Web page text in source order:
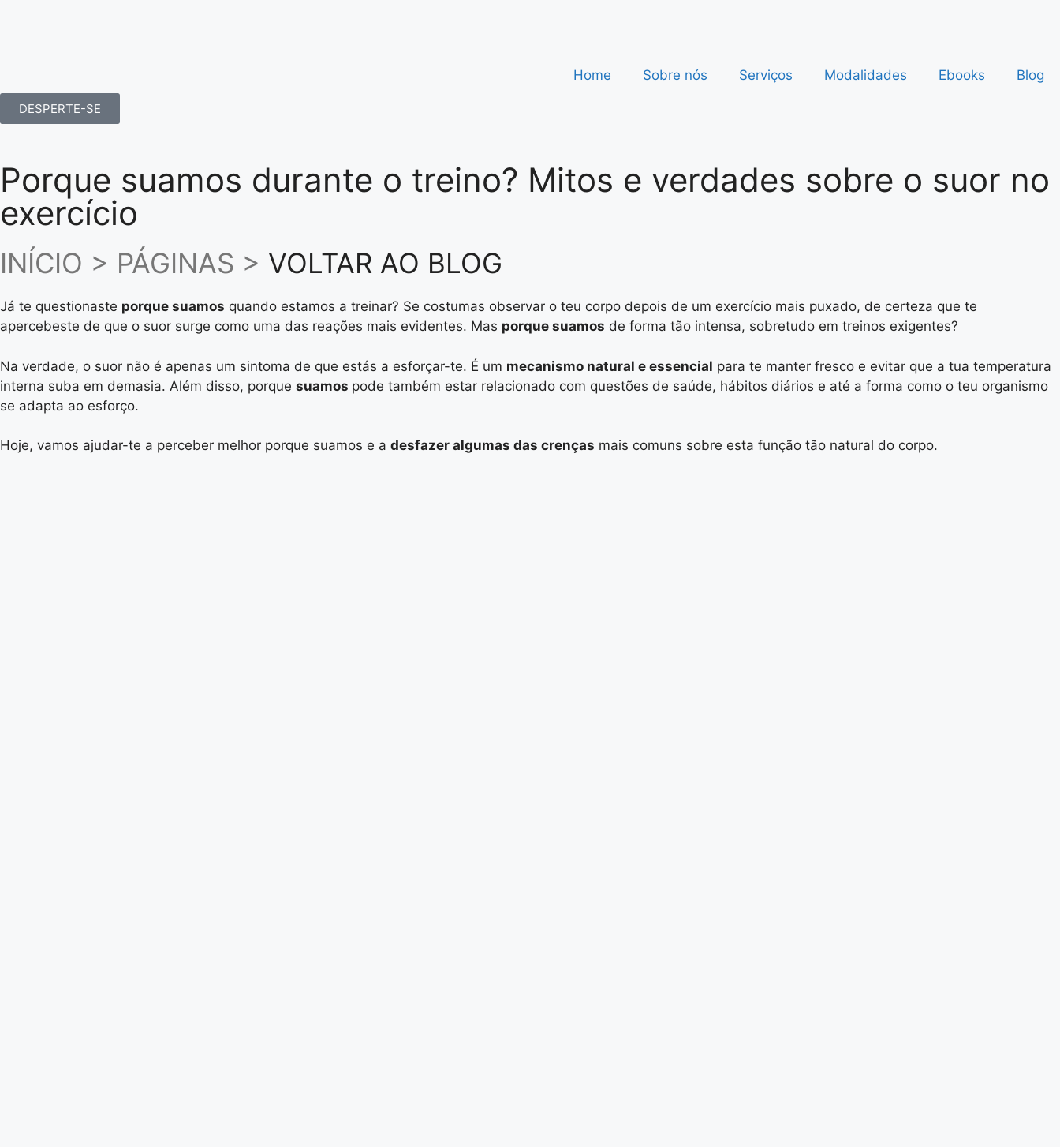
Home Sobre nós Serviços Modalidades Ebooks Blog
DESPERTE-SE
Porque suamos durante o treino? Mitos e verdades sobre o suor no
exercício
INÍCIO > PÁGINAS > VOLTAR AO BLOG
Já te questionaste porque suamos quando estamos a treinar? Se costumas observar o teu corpo depois de um exercício mais puxado, de certeza que te
apercebeste de que o suor surge como uma das reações mais evidentes. Mas porque suamos de forma tão intensa, sobretudo em treinos exigentes?
Na verdade, o suor não é apenas um sintoma de que estás a esforçar-te. É um mecanismo natural e essencial para te manter fresco e evitar que a tua temperatura
interna suba em demasia. Além disso, porque suamos pode também estar relacionado com questões de saúde, hábitos diários e até a forma como o teu organismo
se adapta ao esforço.
Hoje, vamos ajudar-te a perceber melhor porque suamos e a desfazer algumas das crenças mais comuns sobre esta função tão natural do corpo.